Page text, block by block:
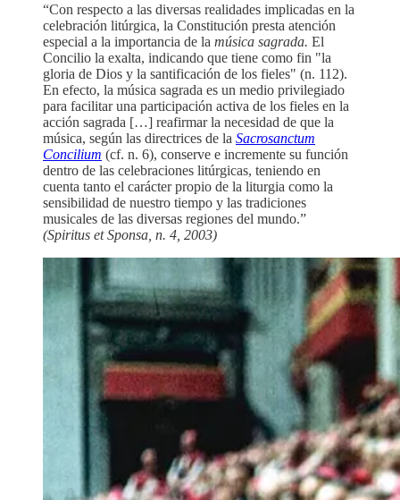
“Con respecto a las diversas realidades implicadas en la
celebración litúrgica, la Constitución presta atención
especial a la importancia de la música sagrada. El
Concilio la exalta, indicando que tiene como fin "la
gloria de Dios y la santificación de los fieles" (n. 112).
En efecto, la música sagrada es un medio privilegiado
para facilitar una participación activa de los fieles en la
acción sagrada […] reafirmar la necesidad de que la
música, según las directrices de la Sacrosanctum
Concilium (cf. n. 6), conserve e incremente su función
dentro de las celebraciones litúrgicas, teniendo en
cuenta tanto el carácter propio de la liturgia como la
sensibilidad de nuestro tiempo y las tradiciones
musicales de las diversas regiones del mundo.”
(Spiritus et Sponsa, n. 4, 2003)